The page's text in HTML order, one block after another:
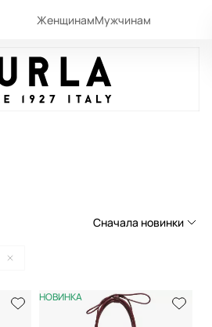
ЖенщинамМужчинам
Сначала новинки
Сначала популярные
По возрастанию цены
НОВИНКА